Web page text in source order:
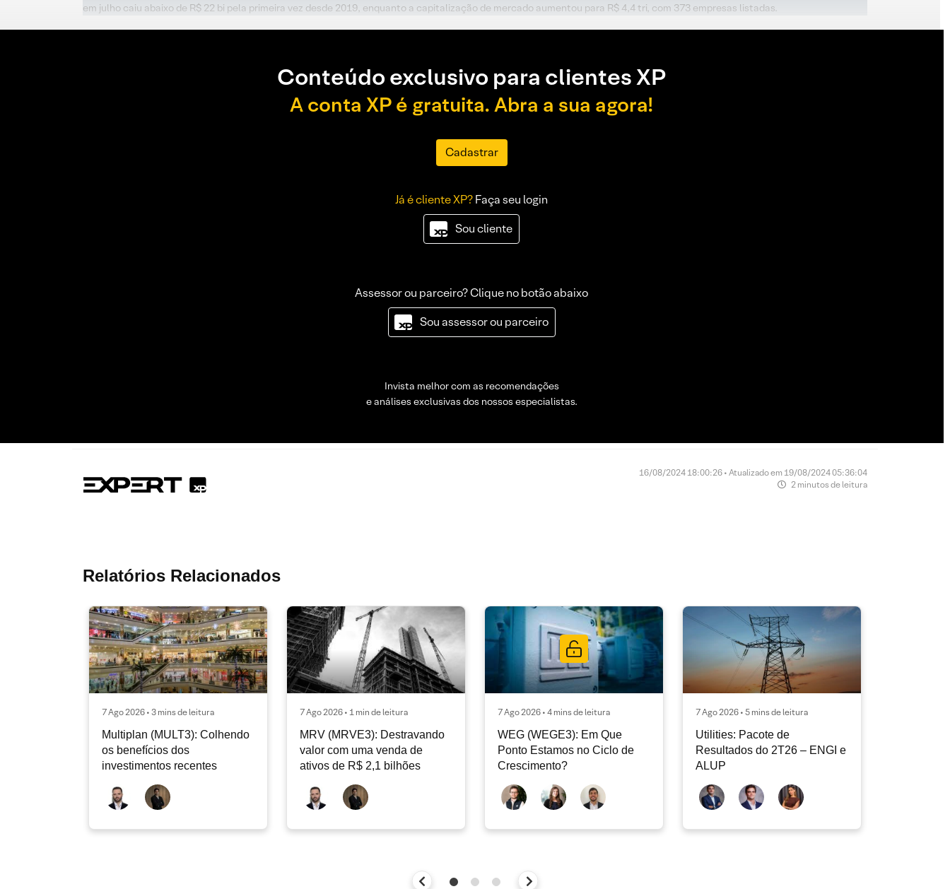
em julho caiu abaixo de R$ 22 bi pela primeira vez desde 2019, enquanto a capitalização de mercado aumentou para R$ 4,4 tri, com 373 empresas listadas.
Conteúdo exclusivo para clientes XP
A conta XP é gratuita. Abra a sua agora!
Cadastrar
Já é cliente XP?Faça seu login
Sou cliente
Assessor ou parceiro? Clique no botão abaixo
Sou assessor ou parceiro
Invista melhor com as recomendações
e análises exclusivas dos nossos especialistas.
16/08/2024 18:00:26 • Atualizado em 19/08/2024 05:36:04
2 minutos de leitura
Relatórios Relacionados
7 Ago 2026 • 3 mins de leitura
Multiplan (MULT3): Colhendo
os benefícios dos
investimentos recentes
7 Ago 2026 • 1 min de leitura
MRV (MRVE3): Destravando
valor com uma venda de
ativos de R$ 2,1 bilhões
7 Ago 2026 • 4 mins de leitura
WEG (WEGE3): Em Que
Ponto Estamos no Ciclo de
Crescimento?
7 Ago 2026 • 5 mins de leitura
Utilities: Pacote de
Resultados do 2T26 – ENGI e
ALUP